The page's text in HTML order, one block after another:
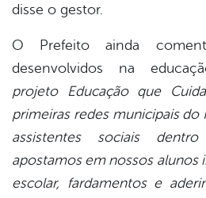
disse o gestor.
O Prefeito ainda
desenvolvidos na
projeto Educação que
primeiras redes municipais do
assistentes sociais
apostamos em nossos alunos
escolar, fardamentos e